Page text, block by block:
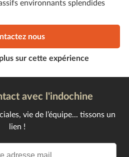
environnants splendides
nous
sur cette expérience
avec l'indochine
vie de l’équipe... tissons un
lien !